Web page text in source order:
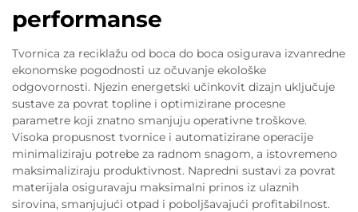
performanse
Tvornica za reciklažu od boca do boca osigurava izvanredne
ekonomske pogodnosti uz očuvanje ekološke
odgovornosti. Njezin energetski učinkovit dizajn uključuje
sustave za povrat topline i optimizirane procesne
parametre koji znatno smanjuju operativne troškove.
Visoka propusnost tvornice i automatizirane operacije
minimaliziraju potrebe za radnom snagom, a istovremeno
maksimaliziraju produktivnost. Napredni sustavi za povrat
materijala osiguravaju maksimalni prinos iz ulaznih
sirovina, smanjujući otpad i poboljšavajući profitabilnost.